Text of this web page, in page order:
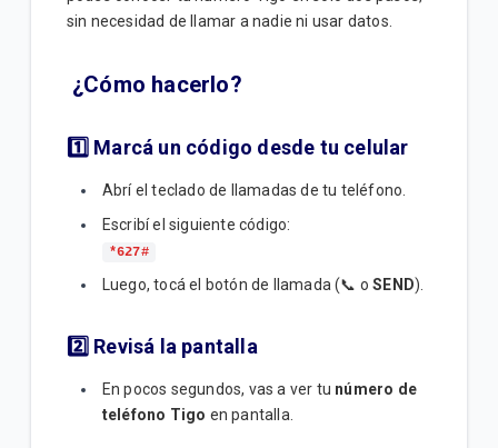
Paquetes con vigencia Ilimitada | Móvil
VER MÁS
sin necesidad de llamar a nadie ni usar datos.
¿Cómo hacerlo?
1️⃣ Marcá un código desde tu celular
Abrí el teclado de llamadas de tu teléfono.
Escribí el siguiente código:
*627#
Luego, tocá el botón de llamada (📞 oSEND).
2️⃣ Revisá la pantalla
En pocos segundos, vas a ver tu número de
teléfono Tigo en pantalla.